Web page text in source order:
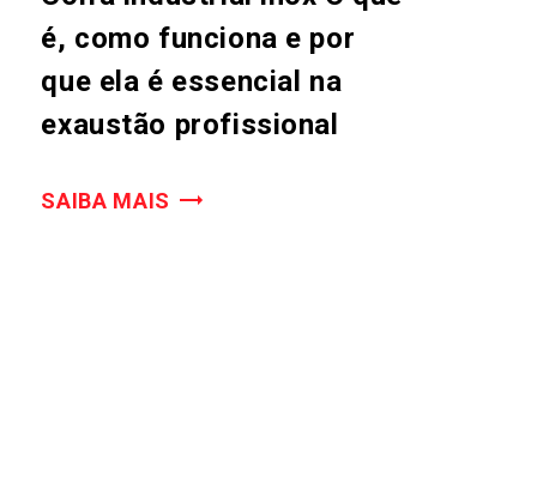
é, como funciona e por
que ela é essencial na
exaustão profissional
SAIBA MAIS